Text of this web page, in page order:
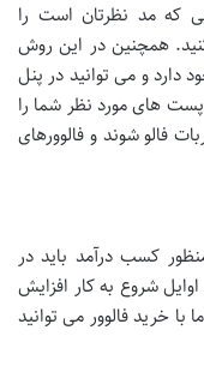
که مد نظرتان است را
همچنین در این روش
و می توانید در پنل
پست های مورد نظر شما را
فالو شوند و فالوورهای
کسب درآمد باید در
شروع به کار افزایش
با خرید فالوور می توانید